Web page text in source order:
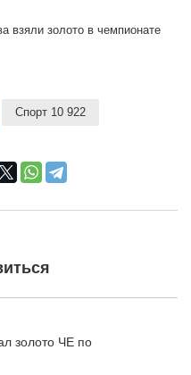
взяли золото в чемпионате
Спорт 10 922